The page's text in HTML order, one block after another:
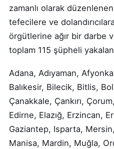
zamanlı olarak
tefecilere ve
örgütlerine ağır bir darbe
toplam 115 şüpheli
Adana, Adıyaman,
Balıkesir, Bilecik, Bitlis,
Çanakkale, Çankırı,
Edirne, Elazığ, Erzincan,
Gaziantep, Isparta,
Manisa, Mardin, Muğla,